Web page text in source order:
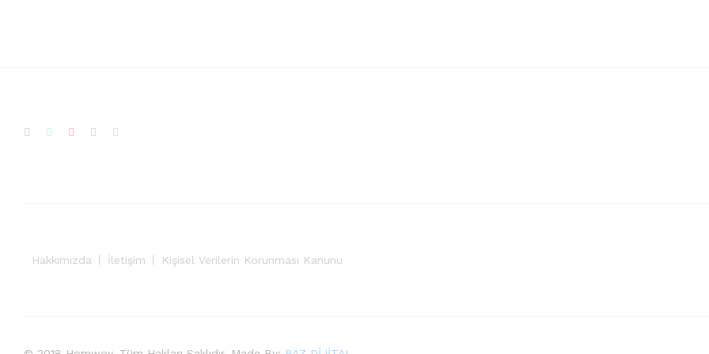
Hakkımızda İletişim Kişisel Verilerin Korunması Kanunu